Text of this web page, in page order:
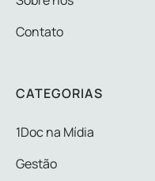
Contato
CATEGORIAS
1Doc na Mídia
Gestão